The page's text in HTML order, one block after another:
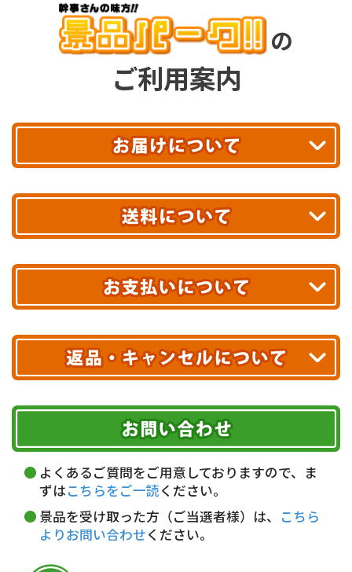
の
ご利用案内
最短翌日お届け!
あす着エリアが対象です。
エリアやお届け日の確認はこちら▶
※ 配送業者による配送遅延が生じる可能性がございます。
※ 沖縄・離島はお届けできません。
送料無料!
10,000円未満 全国一律1,100円(税込)
配送業者
ヤマト運輸
お届け可能時間帯
午前中 14～16時
16～18時
18～20時
19～21時 指定なし
クレジットカード
代金引換(現金のみ)
5,000円未満…330円(税込)
銀行振込(前払い)
期限を含むルール（条件）や、お客様にご負担い
ただく費用がございます。
詳しくはこちら▶
よくあるご質問をご用意しておりますので、ま
ずはこちらをご一読ください。
景品を受け取った方（ご当選者様）は、
こちら
よりお問い合わせください。